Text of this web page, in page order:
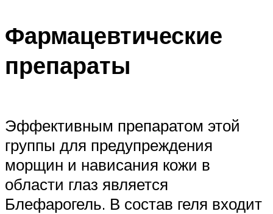
Фармацевтические
препараты
Эффективным препаратом этой
группы для предупреждения
морщин и нависания кожи в
области глаз является
Блефарогель. В состав геля входит